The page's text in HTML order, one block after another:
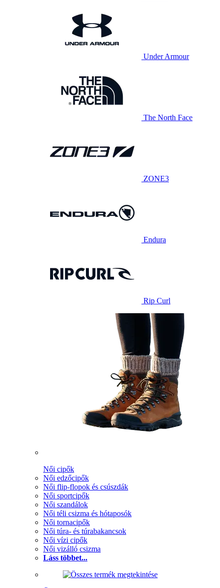
Under Armour
The North Face
ZONE3
Endura
Rip Curl
Női cipők
Női edzőcipők
Női flip-flopok és csúszdák
Női sportcipők
Női szandálok
Női téli csizma és hótaposók
Női tornacipők
Női túra- és túrabakancsok
Női vízi cipők
Női vizálló csizma
Láss többet...